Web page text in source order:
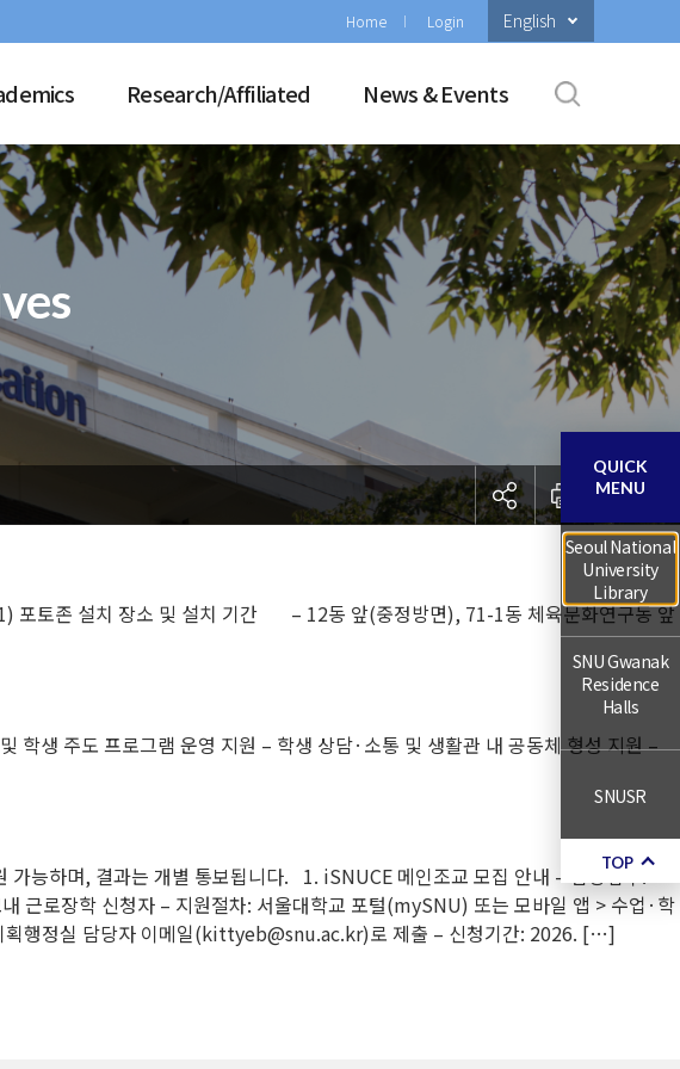
Home Login English
Research/Affiliated News & Events
토존 설치 장소 및 설치 기간 – 12동 앞(중정방면), 71-1동 체육문화연구동 앞
생 주도 프로그램 운영 지원 – 학생 상담·소통 및 생활관 내 공동체 형성 지원 –
능하며, 결과는 개별 통보됩니다. 1. iSNUCE 메인조교 모집 안내 – 담당업무:
근로장학 신청자 – 지원절차: 서울대학교 포털(mySNU) 또는 모바일 앱 > 수업·학
획행정실 담당자 이메일(kittyeb@snu.ac.kr)로 제출 – 신청기간: 2026. […]
QUICK
MENU
Seoul National
University
Library
SNU Gwanak
Residence
Halls
SNUSR
TOP